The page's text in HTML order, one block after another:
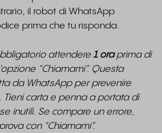
il robot di WhatsApp
prima che tu risponda.
attendere 1 oraprima di
“Chiamami”. Questa
da WhatsApp per prevenire
Tieni carta e penna a portata di
inutili. Se compare un errore,
con “Chiamami”.